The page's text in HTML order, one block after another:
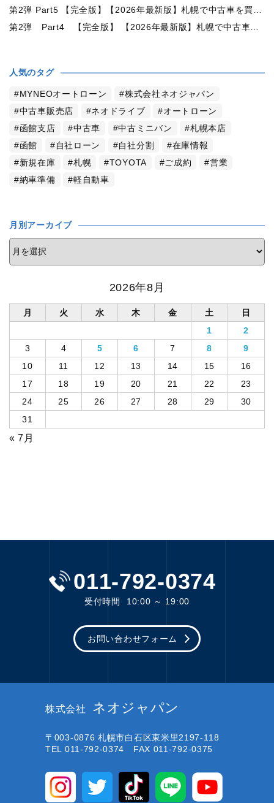
第2弾 Part5 【完全版】【2026年最新版】札幌で中古車を買うなら何月がおすすめ？狙い目の時期・冬前に買うメリットを徹底解説
第2弾 Part4 【完全版】 【2026年最新版】札幌で中古車を買うなら2WDと4WDどっち？北海道の雪道・燃費・価格・維持費を徹底比較
人気のタグ
MYNEOオートローン
株式会社ネオジャパン
中古車販売店
ネオドライブ
オートローン
函館支店
中古車 中古ミニバン
札幌本店
函館
自社ローン 自社分割
在庫情報
新規在庫
札幌 TOYOTA ご成約
営業
納車準備
軽自動車
月別アーカイブ
2026年8月
月 火 水 木 金 土
日
1
2
3
4 5 6 7 8
9
10
11 12 13 14 15
16
17
18 19 20 21 22
23
24
25 26 27 28 29
30
31
« 7月
011-792-0374
受付時間 10:00 ～ 19:00
お問い合わせフォーム
株式会社 ネオジャパン
〒003-0876 札幌市白石区東米里2197-118
TEL 011-792-0374 FAX 011-792-0375